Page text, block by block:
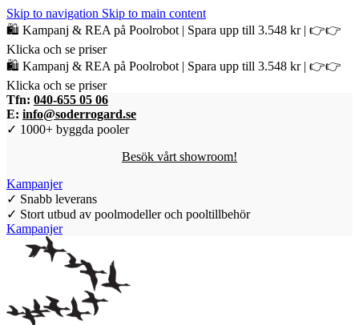
Skip to navigation Skip to main content
🛍️ Kampanj & REA på Poolrobot | Spara upp till 3.548 kr | 👉👉
Klicka och se priser
🛍️ Kampanj & REA på Poolrobot | Spara upp till 3.548 kr | 👉👉
Klicka och se priser
Tfn: 040-655 05 06
E: info@soderrogard.se
✓ 1000+ byggda pooler
Besök vårt showroom!
Kampanjer
✓ Snabb leverans
✓ Stort utbud av poolmodeller och pooltillbehör
Kampanjer